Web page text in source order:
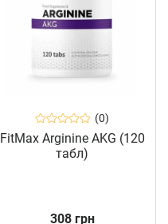
(0)
FitMax Arginine AKG (120
табл)
308 грн